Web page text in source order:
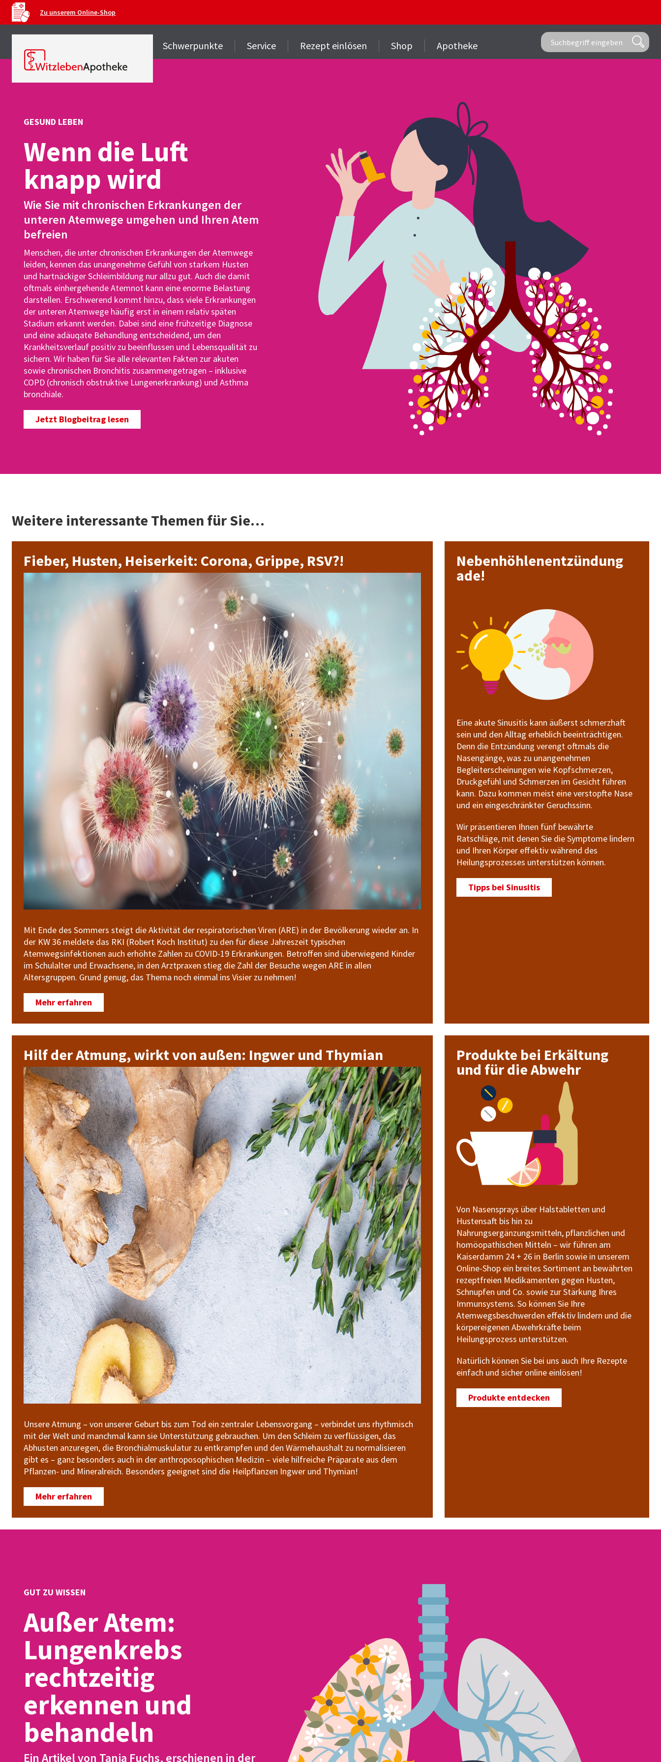
Zu unserem Online-Shop
Schwerpunkte Service Rezept einlösen Shop Apotheke
GESUND LEBEN
Wenn die Luft
knapp wird
Wie Sie mit chronischen Erkrankungen der
unteren Atemwege umgehen und Ihren Atem
befreien
Menschen, die unter chronischen Erkrankungen der Atemwege
leiden, kennen das unangenehme Gefühl von starkem Husten
und hartnäckiger Schleimbildung nur allzu gut. Auch die damit
oftmals einhergehende Atemnot kann eine enorme Belastung
darstellen. Erschwerend kommt hinzu, dass viele Erkrankungen
der unteren Atemwege häufig erst in einem relativ späten
Stadium erkannt werden. Dabei sind eine frühzeitige Diagnose
und eine adäuqate Behandlung entscheidend, um den
Krankheitsverlauf positiv zu beeinflussen und Lebensqualität zu
sichern. Wir haben für Sie alle relevanten Fakten zur akuten
sowie chronischen Bronchitis zusammengetragen – inklusive
COPD (chronisch obstruktive Lungenerkrankung) und Asthma
bronchiale.
Jetzt Blogbeitrag lesen
Weitere interessante Themen für Sie…
Fieber, Husten, Heiserkeit: Corona, Grippe, RSV?!
Mit Ende des Sommers steigt die Aktivität der respiratorischen Viren (ARE) in der Bevölkerung wieder an. In
der KW 36 meldete das RKI (Robert Koch Institut) zu den für diese Jahreszeit typischen
Atemwegsinfektionen auch erhöhte Zahlen zu COVID-19 Erkrankungen. Betroffen sind überwiegend Kinder
im Schulalter und Erwachsene, in den Arztpraxen stieg die Zahl der Besuche wegen ARE in allen
Altersgruppen. Grund genug, das Thema noch einmal ins Visier zu nehmen!
Mehr erfahren
Nebenhöhlenentzündung
ade!
Eine akute Sinusitis kann äußerst schmerzhaft
sein und den Alltag erheblich beeinträchtigen.
Denn die Entzündung verengt oftmals die
Nasengänge, was zu unangenehmen
Begleiterscheinungen wie Kopfschmerzen,
Druckgefühl und Schmerzen im Gesicht führen
kann. Dazu kommen meist eine verstopfte Nase
und ein eingeschränkter Geruchssinn.
Wir präsentieren Ihnen fünf bewährte
Ratschläge, mit denen Sie die Symptome lindern
und Ihren Körper effektiv während des
Heilungsprozesses unterstützen können.
Tipps bei Sinusitis
Hilf der Atmung, wirkt von außen: Ingwer und Thymian
Unsere Atmung – von unserer Geburt bis zum Tod ein zentraler Lebensvorgang – verbindet uns rhythmisch
mit der Welt und manchmal kann sie Unterstützung gebrauchen. Um den Schleim zu verflüssigen, das
Abhusten anzuregen, die Bronchialmuskulatur zu entkrampfen und den Wärmehaushalt zu normalisieren
gibt es – ganz besonders auch in der anthroposophischen Medizin – viele hilfreiche Präparate aus dem
Pflanzen- und Mineralreich. Besonders geeignet sind die Heilpflanzen Ingwer und Thymian!
Mehr erfahren
Produkte bei Erkältung
und für die Abwehr
Von Nasensprays über Halstabletten und
Hustensaft bis hin zu
Nahrungsergänzungsmitteln, pflanzlichen und
homöopathischen Mitteln – wir führen am
Kaiserdamm 24 + 26 in Berlin sowie in unserem
Online-Shop ein breites Sortiment an bewährten
rezeptfreien Medikamenten gegen Husten,
Schnupfen und Co. sowie zur Stärkung Ihres
Immunsystems. So können Sie Ihre
Atemwegsbeschwerden effektiv lindern und die
körpereigenen Abwehrkräfte beim
Heilungsprozess unterstützen.
Natürlich können Sie bei uns auch Ihre Rezepte
einfach und sicher online einlösen!
Produkte entdecken
GUT ZU WISSEN
Außer Atem:
Lungenkrebs
rechtzeitig
erkennen und
behandeln
Ein Artikel von Tanja Fuchs, erschienen in der